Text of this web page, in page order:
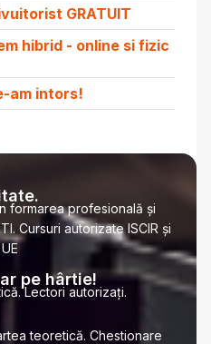
GRATUIT
hibrid - online si fizic
am intors!
formarea profesională și
Cursuri autorizate ISCIR și
pe hârtie!
Lectori autorizați.
teoretică. Chestionare